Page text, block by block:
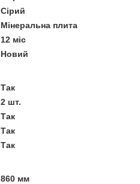
Сірий
Мінеральна плита
12 міс
Новий
Так
2 шт.
Так
Так
Так
860 мм